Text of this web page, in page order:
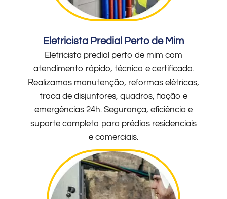
Eletricista Predial Perto de Mim
Eletricista predial perto de mim com
atendimento rápido, técnico e certificado.
Realizamos manutenção, reformas elétricas,
troca de disjuntores, quadros, fiação e
emergências 24h. Segurança, eficiência e
suporte completo para prédios residenciais
e comerciais.